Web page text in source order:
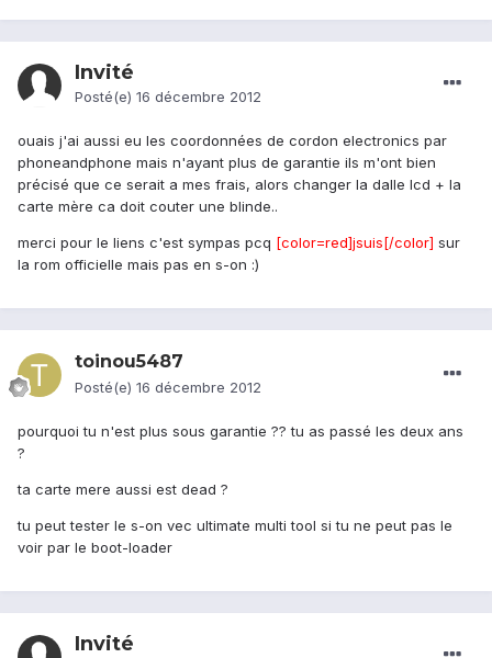
Invité
Posté(e) 16 décembre 2012
ouais j'ai aussi eu les coordonnées de cordon electronics par
phoneandphone mais n'ayant plus de garantie ils m'ont bien
précisé que ce serait a mes frais, alors changer la dalle lcd + la
carte mère ca doit couter une blinde..
merci pour le liens c'est sympas pcq [color=red]jsuis[/color] sur
la rom officielle mais pas en s-on :)
toinou5487
Posté(e) 16 décembre 2012
pourquoi tu n'est plus sous garantie ?? tu as passé les deux ans
?
ta carte mere aussi est dead ?
tu peut tester le s-on vec ultimate multi tool si tu ne peut pas le
voir par le boot-loader
Invité